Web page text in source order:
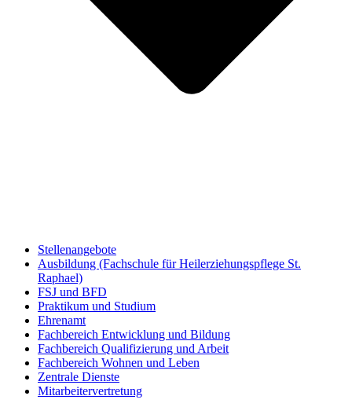
Stellenangebote
Ausbildung (Fachschule für Heilerziehungspflege St.
Raphael)
FSJ und BFD
Praktikum und Studium
Ehrenamt
Fachbereich Entwicklung und Bildung
Fachbereich Qualifizierung und Arbeit
Fachbereich Wohnen und Leben
Zentrale Dienste
Mitarbeitervertretung